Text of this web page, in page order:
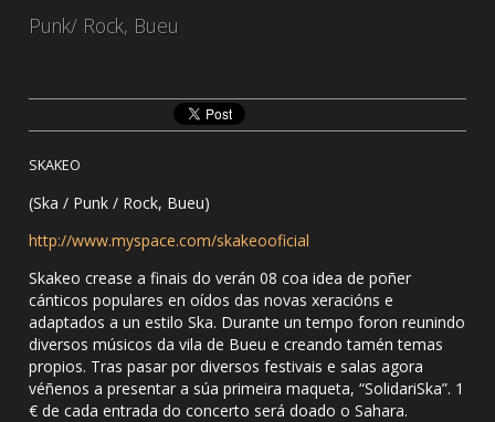
Punk/ Rock, Bueu
SKAKEO
(Ska / Punk / Rock, Bueu)
http://www.myspace.com/skakeooficial
Skakeo crease a finais do verán 08 coa idea de poñer
cánticos populares en oídos das novas xeracións e
adaptados a un estilo Ska. Durante un tempo foron reunindo
diversos músicos da vila de Bueu e creando tamén temas
propios. Tras pasar por diversos festivais e salas agora
véñenos a presentar a súa primeira maqueta, “SolidariSka”. 1
€ de cada entrada do concerto será doado o Sahara.